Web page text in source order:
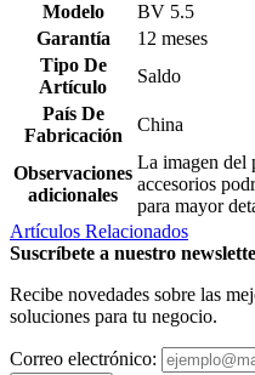
Modelo
BV 5.5
Garantía
12 meses
Tipo De
Artículo
Saldo
País De
Fabricación
China
Observaciones
adicionales
La imagen del
accesorios
para mayor
Artículos Relacionados
Suscríbete a nuestro
Recibe novedades sobre las
soluciones para tu negocio.
Correo electrónico: